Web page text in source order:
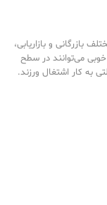
بازرگانی و بازاریابی،
خوبی می‌توانند در سطح
به کار اشتغال ورزند.